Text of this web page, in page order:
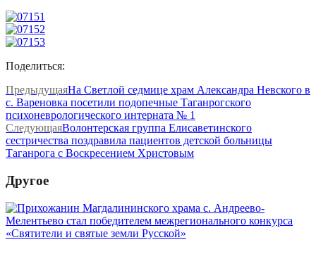
Поделиться:
ПредыдущаяНа Светлой седмице храм Александра Невского в
с. Вареновка посетили подопечные Таганрогского
психоневрологического интерната № 1
СледующаяВолонтерская группа Елисаветинского
сестричества поздравила пациентов детской больницы
Таганрога с Воскресением Христовым
Другое